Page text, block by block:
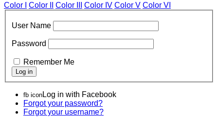
Color I
Color II Color III Color IV Color V Color VI
User Name
Password
Remember Me
fb icon Log in with Facebook
Forgot your password?
Forgot your username?